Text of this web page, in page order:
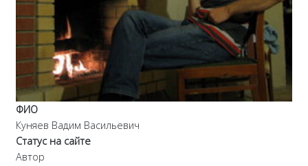
ФИО
Куняев Вадим Васильевич
Статус на сайте
Автор